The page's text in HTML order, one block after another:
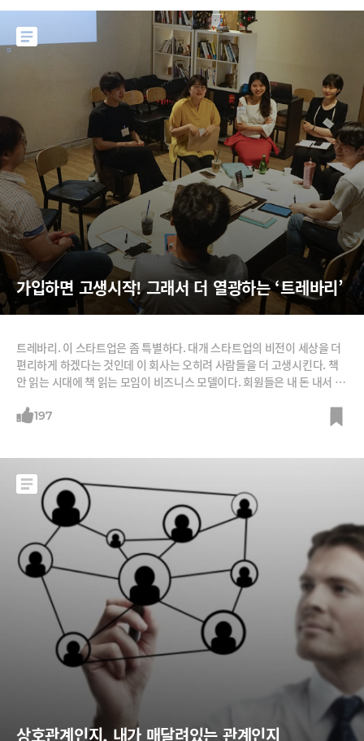
가입하면 고생시작! 그래서 더 열광하는 ‘트레바리’
트레바리. 이 스타트업은 좀 특별하다. 대개 스타트업의 비전이 세상을 더
편리하게 하겠다는 것인데 이 회사는 오히려 사람들을 더 고생시킨다. 책
안 읽는 시대에 책 읽는 모임이 비즈니스 모델이다. 회원들은 내 돈 내서 책
입하면서부터 고생의 시작이다. 그럼에도 반응은 폭발적이다. 트레바리가
197
상호관계인지, 내가 매달려있는 관계인지